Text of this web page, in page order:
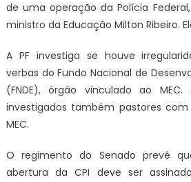
de uma operação da Polícia
ministro da Educação Milton Ribeiro.
A PF investiga se houve
verbas do Fundo Nacional de
(FNDE), órgão vinculado ao
investigados também pastores com
MEC.
O regimento do Senado prevê
abertura da CPI deve ser